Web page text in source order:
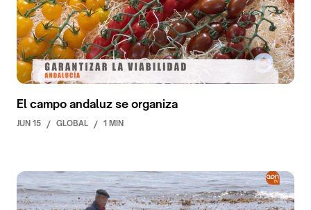
El campo andaluz se organiza
JUN 15 / GLOBAL / 1 MIN